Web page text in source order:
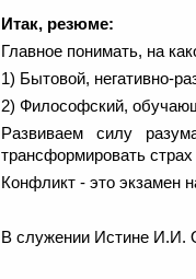
Итак, резюме:
Главное понимать, на
1) Бытовой, негативно-
2) Философский,
Развиваем силу
трансформировать
Конфликт - это экзамен
В служении Истине И.И.